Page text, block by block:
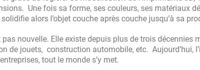
Une fois sa forme, ses couleurs, ses matériaux
solidifie alors l’objet couche après couche jusqu’à sa
pas nouvelle. Elle existe depuis plus de trois décennies
de jouets, construction automobile, etc. Aujourd’hui,
tout le monde s’y met.